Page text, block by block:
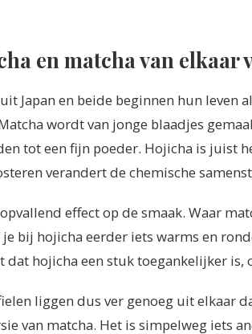
en matcha van elkaar
Japan en beide beginnen hun leven
wordt van jonge blaadjes
tot een fijn poeder. Hojicha is juist
verandert de chemische
effect op de smaak. Waar
bij hojicha eerder iets warms en
dat hojicha een stuk toegankelijker
liggen dus ver genoeg uit elkaar
van matcha. Het is simpelweg iets